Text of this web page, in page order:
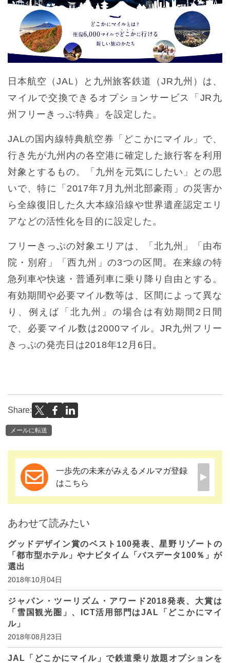
日本航空（JAL）と九州旅客鉄道（JR九州）は、
マイルで交換できるオプションサービス「JR九
州フリーきっぷ特典」を設定した。
JALの国内線特典航空券「どこかにマイル」で、
行き先が九州内の各空港に確定した旅行客を利用
対象とするもの。「九州を元気にしたい」との思
いで、特に「2017年7月九州北部豪雨」の災害か
ら全線復旧した久大本線沿線や世界遺産認定エリ
アなどの活性化を目的に設定した。
フリーきっぷの対象エリアは、「北九州」「由布
院・別府」「西九州」の3つの区間。在来線の特
急列車や快速・普通列車に乗り降り自由とする。
有効期間や必要マイル数等は、区間によって異な
り、例えば「北九州」の場合は有効期間2日間
で、必要マイル数は2000マイル。JR九州フリー
きっぷの発売日は2018年12月6日。
Share:
メールに転送
一歩先の未来がみえるメルマガ登録
はこちら
あわせて読みたい
グッドデザイン賞のベスト100発表、星野リゾートの
「都市型ホテル」やナビタイム「バスデータ100％」が
選出
2018年10月04日
ジャパン・ツーリズム・アワード2018発表、大賞は
「雪国観光圏」、ICT活用部門はJAL「どこかにマイ
ル」
2018年08月23日
JAL「どこかにマイル」で鉄道乗り放題オプションを